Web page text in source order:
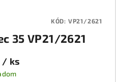
35 VP21/2621
/ ks
KÓD: VP21/2621